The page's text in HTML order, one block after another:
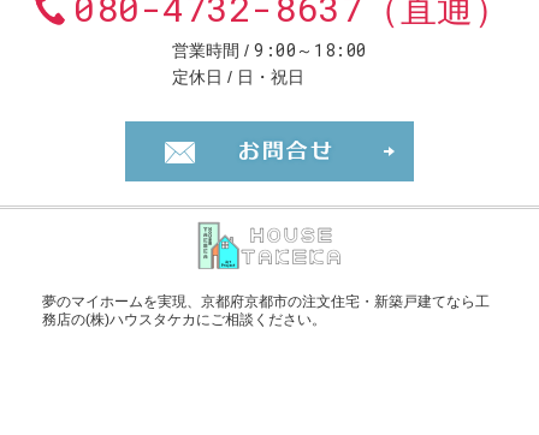
営業時間 9:00～18:00
定休日 日・祝日
夢のマイホームを実現、 京都府京都市の注文住宅・新築戸建てなら工
務店の(株)ハウスタケカ にご相談ください。